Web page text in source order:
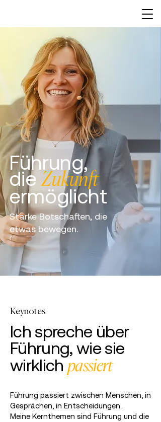
Führung,
dieZukunft
ermöglicht
Starke Botschaften, die
etwas bewegen.
Keynotes
Ich spreche über
Führung, wie sie
wirklichpassiert
Führung passiert zwischen Menschen, in
Gesprächen, in Entscheidungen.
Meine Kernthemen sind Führung und die